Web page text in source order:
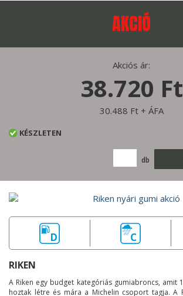
AKCIÓ
Akciós ár:
38.720 Ft
30.488 Ft + ÁFA
KÉSZLETEN
db
D C
RIKEN
A Riken egy budget kategóriás gumiabroncs, amit
hoztak létre és mára a Michelin csoport tagja. A